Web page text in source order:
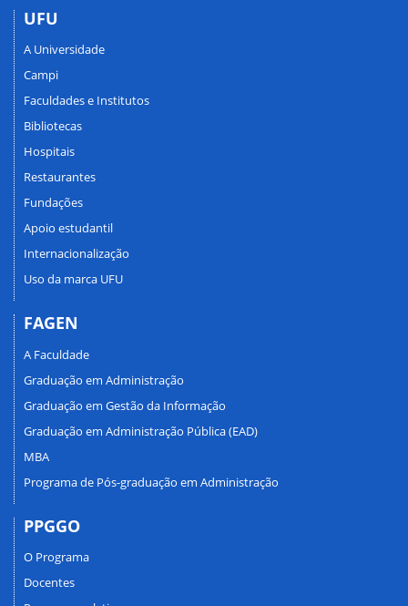
UFU
A Universidade
Campi
Faculdades e Institutos
Bibliotecas
Hospitais
Restaurantes
Fundações
Apoio estudantil
Internacionalização
Uso da marca UFU
FAGEN
A Faculdade
Graduação em Administração
Graduação em Gestão da Informação
Graduação em Administração Pública (EAD)
MBA
Programa de Pós-graduação em Administração
PPGGO
O Programa
Docentes